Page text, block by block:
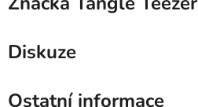
Diskuze
Ostatní informace